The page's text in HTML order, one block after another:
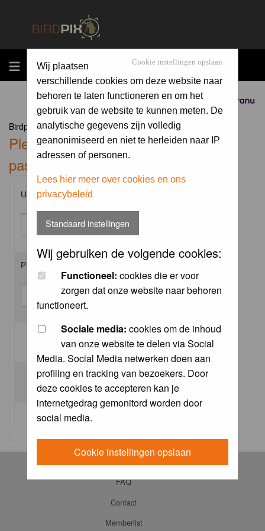
MENU
Sponsored by
Cookie instellingen opslaan
Wij plaatsen
verschillende cookies om deze website naar
behoren te laten functioneren en om het
gebruik van de website te kunnen meten. De
analytische gegevens zijn volledig
geanonimiseerd en niet te herleiden naar IP
adressen of personen.
Lees hier meer over cookies en ons
privacybeleid
Standaard instellingen
Wij gebruiken de volgende cookies:
Functioneel: cookies die er voor
zorgen dat onze website naar behoren
functioneert.
Sociale media: cookies om de inhoud
van onze website te delen via Social
Media. Social Media netwerken doen aan
profiling en tracking van bezoekers. Door
deze cookies te accepteren kan je
internetgedrag gemonitord worden door
social media.
Cookie instellingen opslaan
Birdpix.nl Forum Index
Please enter your username and
password to log in.
Username:
Password:
Log me on automatically each visit:
I forgot my password
FAQ
Contact
Memberlist